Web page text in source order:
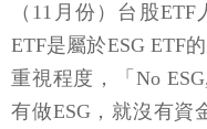
（11月份）台股
ETF是屬於ESG ETF
重視程度，「No
有做ESG，就沒有資